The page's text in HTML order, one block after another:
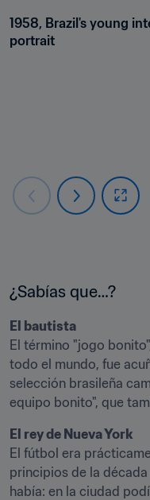
1958, Brazil's young
portrait
El bautista
El término "jogo
todo el mundo, fue
selección brasileña
equipo bonito", que
El rey de Nueva York
El fútbol era
principios de la
había: en la ciudad